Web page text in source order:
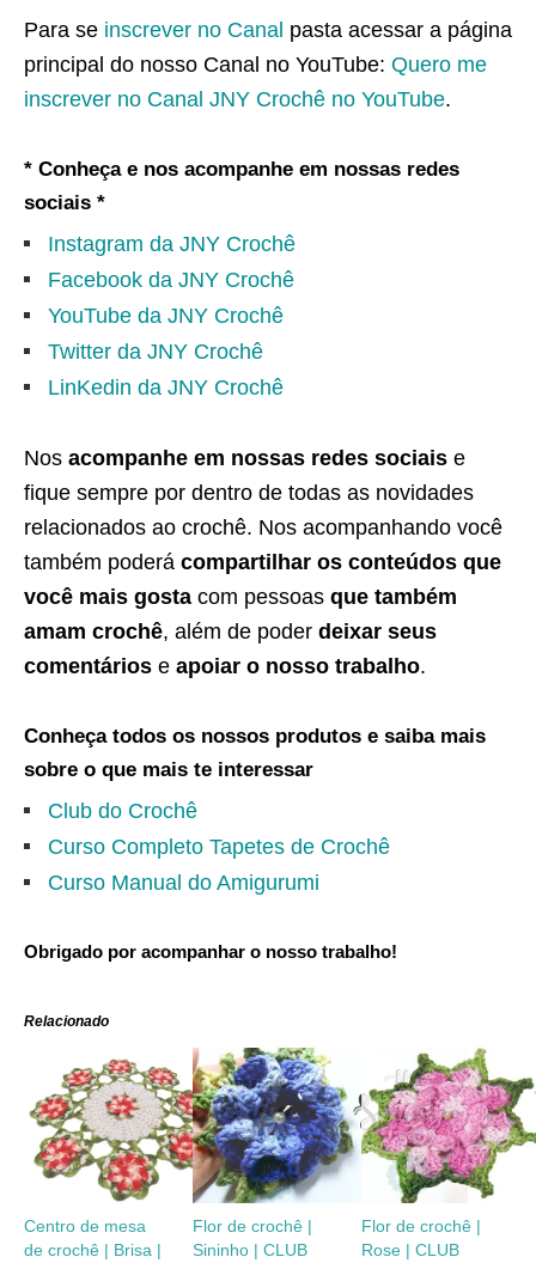
Para se inscrever no Canal pasta acessar a página
principal do nosso Canal no YouTube: Quero me
inscrever no Canal JNY Crochê no YouTube.
* Conheça e nos acompanhe em nossas redes
sociais *
Instagram da JNY Crochê
Facebook da JNY Crochê
YouTube da JNY Crochê
Twitter da JNY Crochê
LinKedin da JNY Crochê
Nos acompanhe em nossas redes sociais e
fique sempre por dentro de todas as novidades
relacionados ao crochê. Nos acompanhando você
também poderá compartilhar os conteúdos que
você mais gosta com pessoas que também
amam crochê, além de poder deixar seus
comentários e apoiar o nosso trabalho.
Conheça todos os nossos produtos e saiba mais
sobre o que mais te interessar
Club do Crochê
Curso Completo Tapetes de Crochê
Curso Manual do Amigurumi
Obrigado por acompanhar o nosso trabalho!
Relacionado
Centro de mesa
de crochê | Brisa |
Flor de crochê |
Sininho | CLUB
Flor de crochê |
Rose | CLUB